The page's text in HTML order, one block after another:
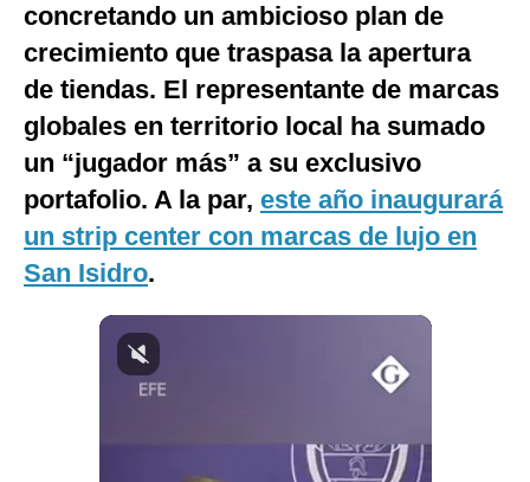
G de Gestión
Notas Contratadas
Podcast
Gestión TV
Videos
Fotogalerías
concretando un ambicioso plan de
crecimiento que traspasa la apertura
de tiendas. El representante de marcas
globales en territorio local ha sumado
un “jugador más” a su exclusivo
portafolio. A la par, este año inaugurará
un strip center con marcas de lujo en
San Isidro.